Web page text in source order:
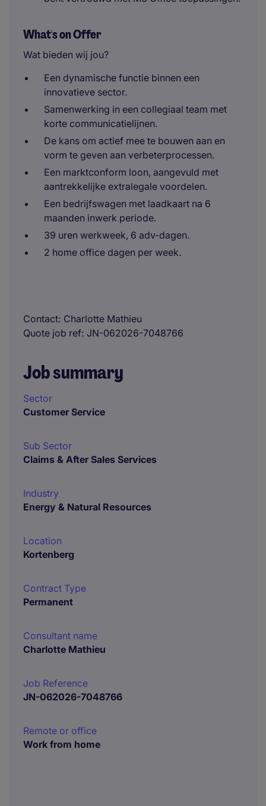
What's on Offer
Wat bieden wij jou?
Een dynamische functie binnen een
innovatieve sector.
Samenwerking in een collegiaal team met
korte communicatielijnen.
De kans om actief mee te bouwen aan en
vorm te geven aan verbeterprocessen.
Een marktconform loon, aangevuld met
aantrekkelijke extralegale voordelen.
Een bedrijfswagen met laadkaart na 6
maanden inwerk periode.
39 uren werkweek, 6 adv-dagen.
2 home office dagen per week.
Contact Charlotte Mathieu
Quote job ref JN-062026-7048766
Job summary
Sector
Customer Service
Sub Sector
Claims & After Sales Services
Industry
Energy & Natural Resources
Location
Kortenberg
Contract Type
Permanent
Consultant name
Charlotte Mathieu
Job Reference
JN-062026-7048766
Remote or office
Work from home